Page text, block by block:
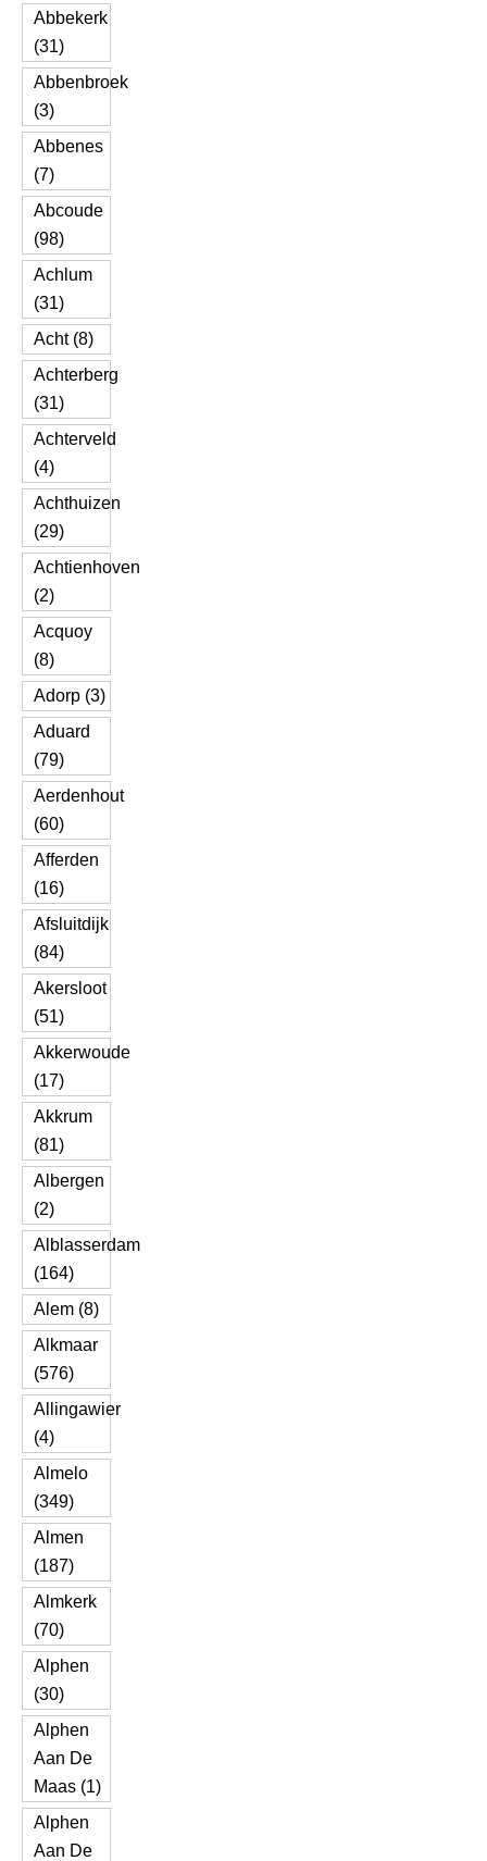
Abbekerk
(31)
Abbenbroek
(3)
Abbenes
(7)
Abcoude
(98)
Achlum
(31)
Acht (8)
Achterberg
(31)
Achterveld
(4)
Achthuizen
(29)
Achtienhoven
(2)
Acquoy
(8)
Adorp (3)
Aduard
(79)
Aerdenhout
(60)
Afferden
(16)
Afsluitdijk
(84)
Akersloot
(51)
Akkerwoude
(17)
Akkrum
(81)
Albergen
(2)
Alblasserdam
(164)
Alem (8)
Alkmaar
(576)
Allingawier
(4)
Almelo
(349)
Almen
(187)
Almkerk
(70)
Alphen
(30)
Alphen
Aan De
Maas (1)
Alphen
Aan De